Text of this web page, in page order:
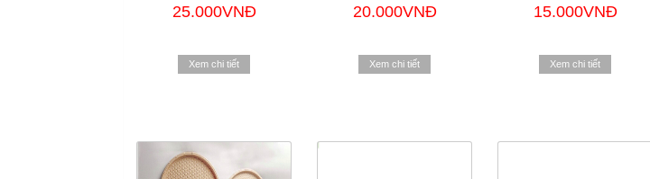
25.000VNĐ
Xem chi tiết
20.000VNĐ
Xem chi tiết
15.000VNĐ
Xem chi tiết